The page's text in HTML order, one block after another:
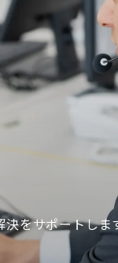
をサポートしま